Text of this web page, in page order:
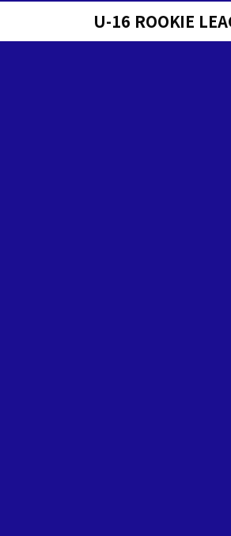
U-16 ROOKIE